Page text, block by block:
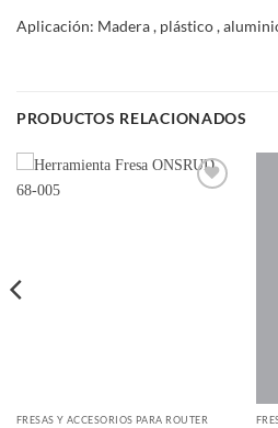
Aplicación: Madera , plástico ,
PRODUCTOS RELACIONADOS
FRESAS Y ACCESORIOS PARA ROUTER